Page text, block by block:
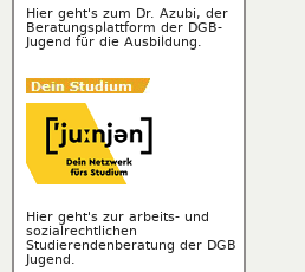
Hier geht's zum Dr. Azubi, der
Beratungsplattform der DGB-
Jugend für die Ausbildung.
Hier geht's zur arbeits- und
sozialrechtlichen
Studierendenberatung der DGB
Jugend.